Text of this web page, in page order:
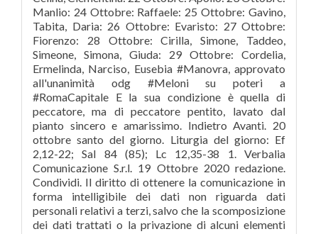
Manlio: 24 Ottobre: Raffaele: 25 Ottobre: Gavino,
Tabita, Daria: 26 Ottobre: Evaristo: 27 Ottobre:
Fiorenzo: 28 Ottobre: Cirilla, Simone, Taddeo,
Simeone, Simona, Giuda: 29 Ottobre: Cordelia,
Ermelinda, Narciso, Eusebia #Manovra, approvato
all'unanimità odg #Meloni su poteri a
#RomaCapitale E la sua condizione è quella di
peccatore, ma di peccatore pentito, lavato dal
pianto sincero e amarissimo. Indietro Avanti. 20
ottobre santo del giorno. Liturgia del giorno: Ef
2,12-22; Sal 84 (85); Lc 12,35-38 1. Verbalia
Comunicazione S.r.l. 19 Ottobre 2020 redazione.
Condividi. Il diritto di ottenere la comunicazione in
forma intelligibile dei dati non riguarda dati
personali relativi a terzi, salvo che la scomposizione
dei dati trattati o la privazione di alcuni elementi